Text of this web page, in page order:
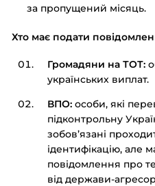
за пропущений місяць.
Хто має подати
Громадяни на ТОТ:
українських виплат.
ВПО: особи, які
підконтрольну
зобов’язані
ідентифікацію, але
повідомлення про
від держави-